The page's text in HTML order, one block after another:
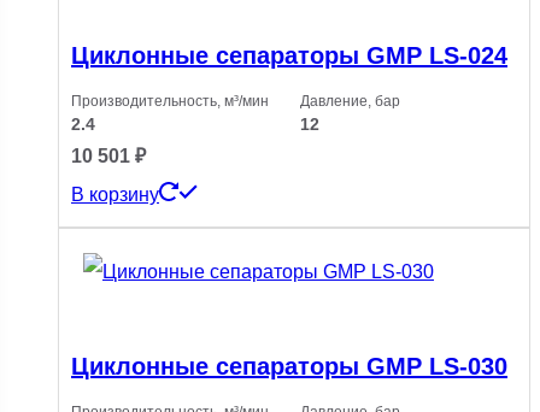
Циклонные сепараторы GMP LS-024
Производительность, м³/мин
2.4
Давление, бар
12
10 501 ₽
В корзину
Циклонные сепараторы GMP LS-030